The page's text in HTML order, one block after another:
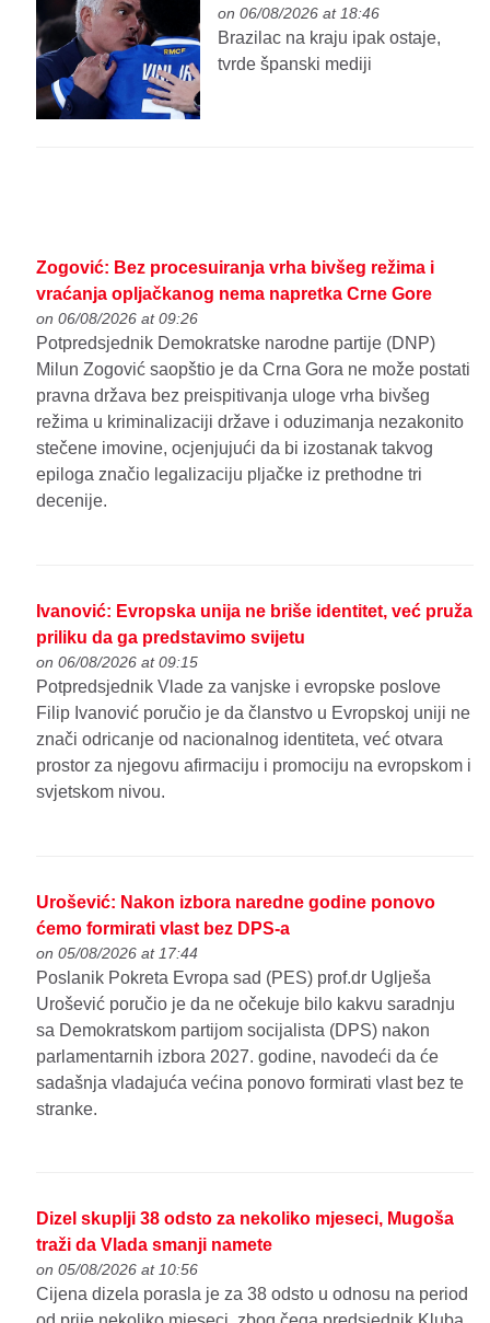
on 06/08/2026 at 18:46
Brazilac na kraju ipak ostaje,
tvrde španski mediji
Zogović: Bez procesuiranja vrha bivšeg režima i
vraćanja opljačkanog nema napretka Crne Gore
on 06/08/2026 at 09:26
Potpredsjednik Demokratske narodne partije (DNP)
Milun Zogović saopštio je da Crna Gora ne može postati
pravna država bez preispitivanja uloge vrha bivšeg
režima u kriminalizaciji države i oduzimanja nezakonito
stečene imovine, ocjenjujući da bi izostanak takvog
epiloga značio legalizaciju pljačke iz prethodne tri
decenije.
Ivanović: Evropska unija ne briše identitet, već pruža
priliku da ga predstavimo svijetu
on 06/08/2026 at 09:15
Potpredsjednik Vlade za vanjske i evropske poslove
Filip Ivanović poručio je da članstvo u Evropskoj uniji ne
znači odricanje od nacionalnog identiteta, već otvara
prostor za njegovu afirmaciju i promociju na evropskom i
svjetskom nivou.
Urošević: Nakon izbora naredne godine ponovo
ćemo formirati vlast bez DPS-a
on 05/08/2026 at 17:44
Poslanik Pokreta Evropa sad (PES) prof.dr Uglješa
Urošević poručio je da ne očekuje bilo kakvu saradnju
sa Demokratskom partijom socijalista (DPS) nakon
parlamentarnih izbora 2027. godine, navodeći da će
sadašnja vladajuća većina ponovo formirati vlast bez te
stranke.
Dizel skuplji 38 odsto za nekoliko mjeseci, Mugoša
traži da Vlada smanji namete
on 05/08/2026 at 10:56
Cijena dizela porasla je za 38 odsto u odnosu na period